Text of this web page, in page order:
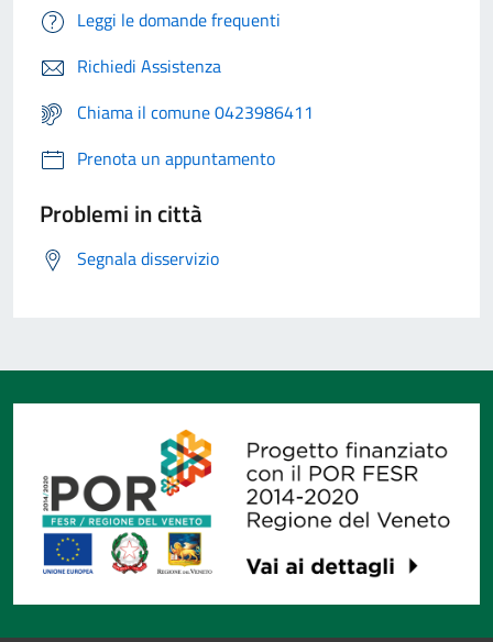
Leggi le domande frequenti
Richiedi Assistenza
Chiama il comune 0423986411
Prenota un appuntamento
Problemi in città
Segnala disservizio